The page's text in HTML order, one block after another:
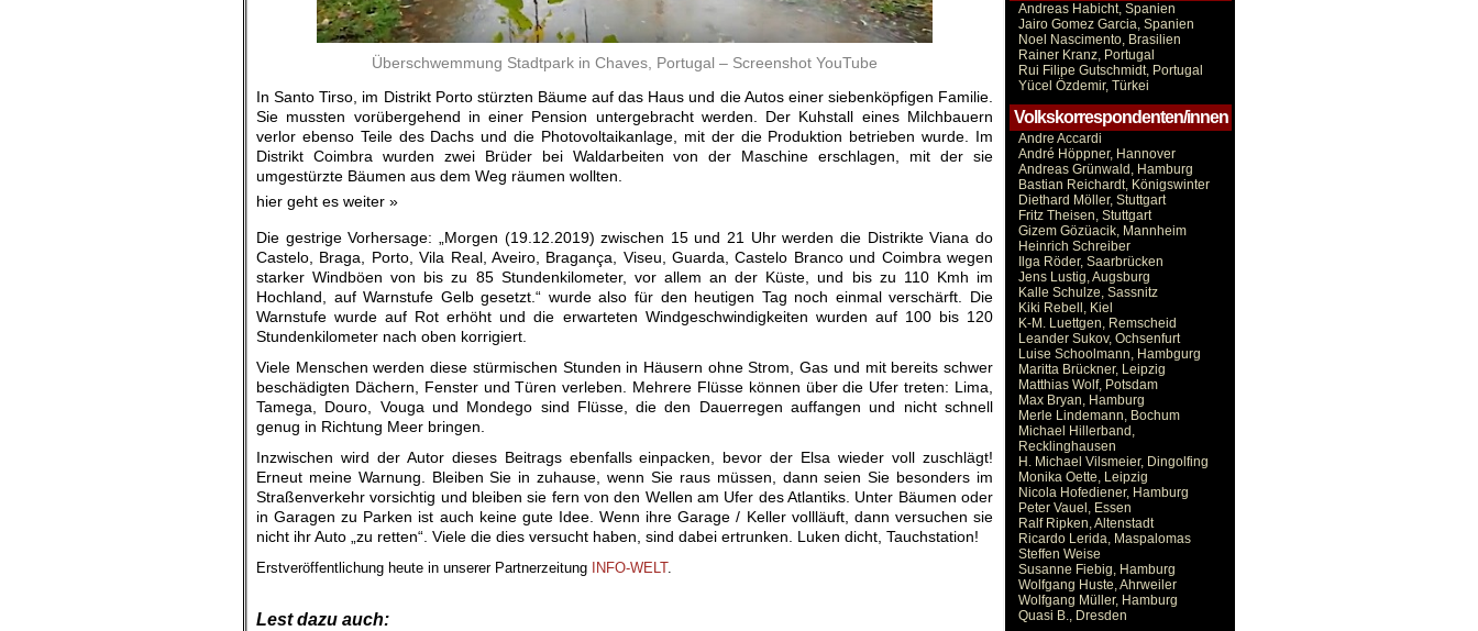
Überschwemmung Stadtpark in Chaves, Portugal – Screenshot YouTube
In Santo Tirso, im Distrikt Porto stürzten Bäume auf das Haus und die Autos einer siebenköpfigen Familie.
Sie mussten vorübergehend in einer Pension untergebracht werden. Der Kuhstall eines Milchbauern
verlor ebenso Teile des Dachs und die Photovoltaikanlage, mit der die Produktion betrieben wurde. Im
Distrikt Coimbra wurden zwei Brüder bei Waldarbeiten von der Maschine erschlagen, mit der sie
umgestürzte Bäumen aus dem Weg räumen wollten.
hier geht es weiter »
Die gestrige Vorhersage: „Morgen (19.12.2019) zwischen 15 und 21 Uhr werden die Distrikte Viana do
Castelo, Braga, Porto, Vila Real, Aveiro, Bragança, Viseu, Guarda, Castelo Branco und Coimbra wegen
starker Windböen von bis zu 85 Stundenkilometer, vor allem an der Küste, und bis zu 110 Kmh im
Hochland, auf Warnstufe Gelb gesetzt.“ wurde also für den heutigen Tag noch einmal verschärft. Die
Warnstufe wurde auf Rot erhöht und die erwarteten Windgeschwindigkeiten wurden auf 100 bis 120
Stundenkilometer nach oben korrigiert.
Viele Menschen werden diese stürmischen Stunden in Häusern ohne Strom, Gas und mit bereits schwer
beschädigten Dächern, Fenster und Türen verleben. Mehrere Flüsse können über die Ufer treten: Lima,
Tamega, Douro, Vouga und Mondego sind Flüsse, die den Dauerregen auffangen und nicht schnell
genug in Richtung Meer bringen.
Inzwischen wird der Autor dieses Beitrags ebenfalls einpacken, bevor der Elsa wieder voll zuschlägt!
Erneut meine Warnung. Bleiben Sie in zuhause, wenn Sie raus müssen, dann seien Sie besonders im
Straßenverkehr vorsichtig und bleiben sie fern von den Wellen am Ufer des Atlantiks. Unter Bäumen oder
in Garagen zu Parken ist auch keine gute Idee. Wenn ihre Garage / Keller vollläuft, dann versuchen sie
nicht ihr Auto „zu retten“. Viele die dies versucht haben, sind dabei ertrunken. Luken dicht, Tauchstation!
Erstveröffentlichung heute in unserer Partnerzeitung INFO-WELT.
Lest dazu auch:
Andreas Habicht, Spanien
Jairo Gomez Garcia, Spanien
Noel Nascimento, Brasilien
Rainer Kranz, Portugal
Rui Filipe Gutschmidt, Portugal
Yücel Özdemir, Türkei
Volkskorrespondenten/innen
Andre Accardi
André Höppner, Hannover
Andreas Grünwald, Hamburg
Bastian Reichardt, Königswinter
Diethard Möller, Stuttgart
Fritz Theisen, Stuttgart
Gizem Gözüacik, Mannheim
Heinrich Schreiber
Ilga Röder, Saarbrücken
Jens Lustig, Augsburg
Kalle Schulze, Sassnitz
Kiki Rebell, Kiel
K-M. Luettgen, Remscheid
Leander Sukov, Ochsenfurt
Luise Schoolmann, Hambgurg
Maritta Brückner, Leipzig
Matthias Wolf, Potsdam
Max Bryan, Hamburg
Merle Lindemann, Bochum
Michael Hillerband,
Recklinghausen
H. Michael Vilsmeier, Dingolfing
Monika Oette, Leipzig
Nicola Hofediener, Hamburg
Peter Vauel, Essen
Ralf Ripken, Altenstadt
Ricardo Lerida, Maspalomas
Steffen Weise
Susanne Fiebig, Hamburg
Wolfgang Huste, Ahrweiler
Wolfgang Müller, Hamburg
Quasi B., Dresden